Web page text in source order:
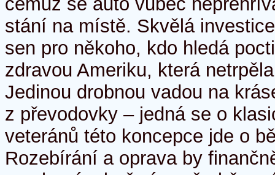
stání na místě. Skvělá
sen pro někoho, kdo hledá
zdravou Ameriku, která
Jedinou drobnou vadou na
z převodovky – jedná se o
veteránů této koncepce jde o
Rozebírání a oprava by